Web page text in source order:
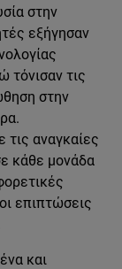
στην
εξήγησαν
τόνισαν τις
στην
αναγκαίες
κάθε μονάδα
επιπτώσεις
και